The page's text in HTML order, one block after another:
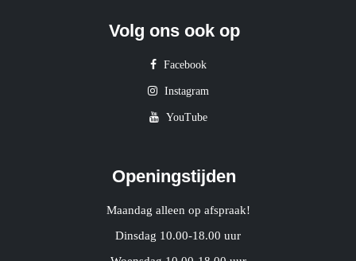
Volg ons ook op
Facebook
Instagram
YouTube
Openingstijden
Maandag alleen op afspraak!
Dinsdag 10.00-18.00 uur